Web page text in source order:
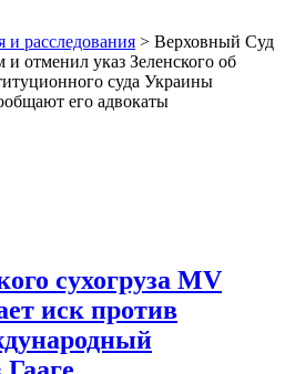
и расследования > Верховный Суд
отменил указ Зеленского об
суда Украины
его адвокаты
сухогруза MV
иск против